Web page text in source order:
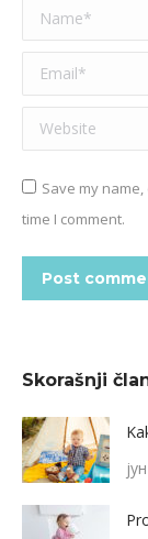
Name *
Email *
Website
Save my
time I comment.
Post
Skorašnji